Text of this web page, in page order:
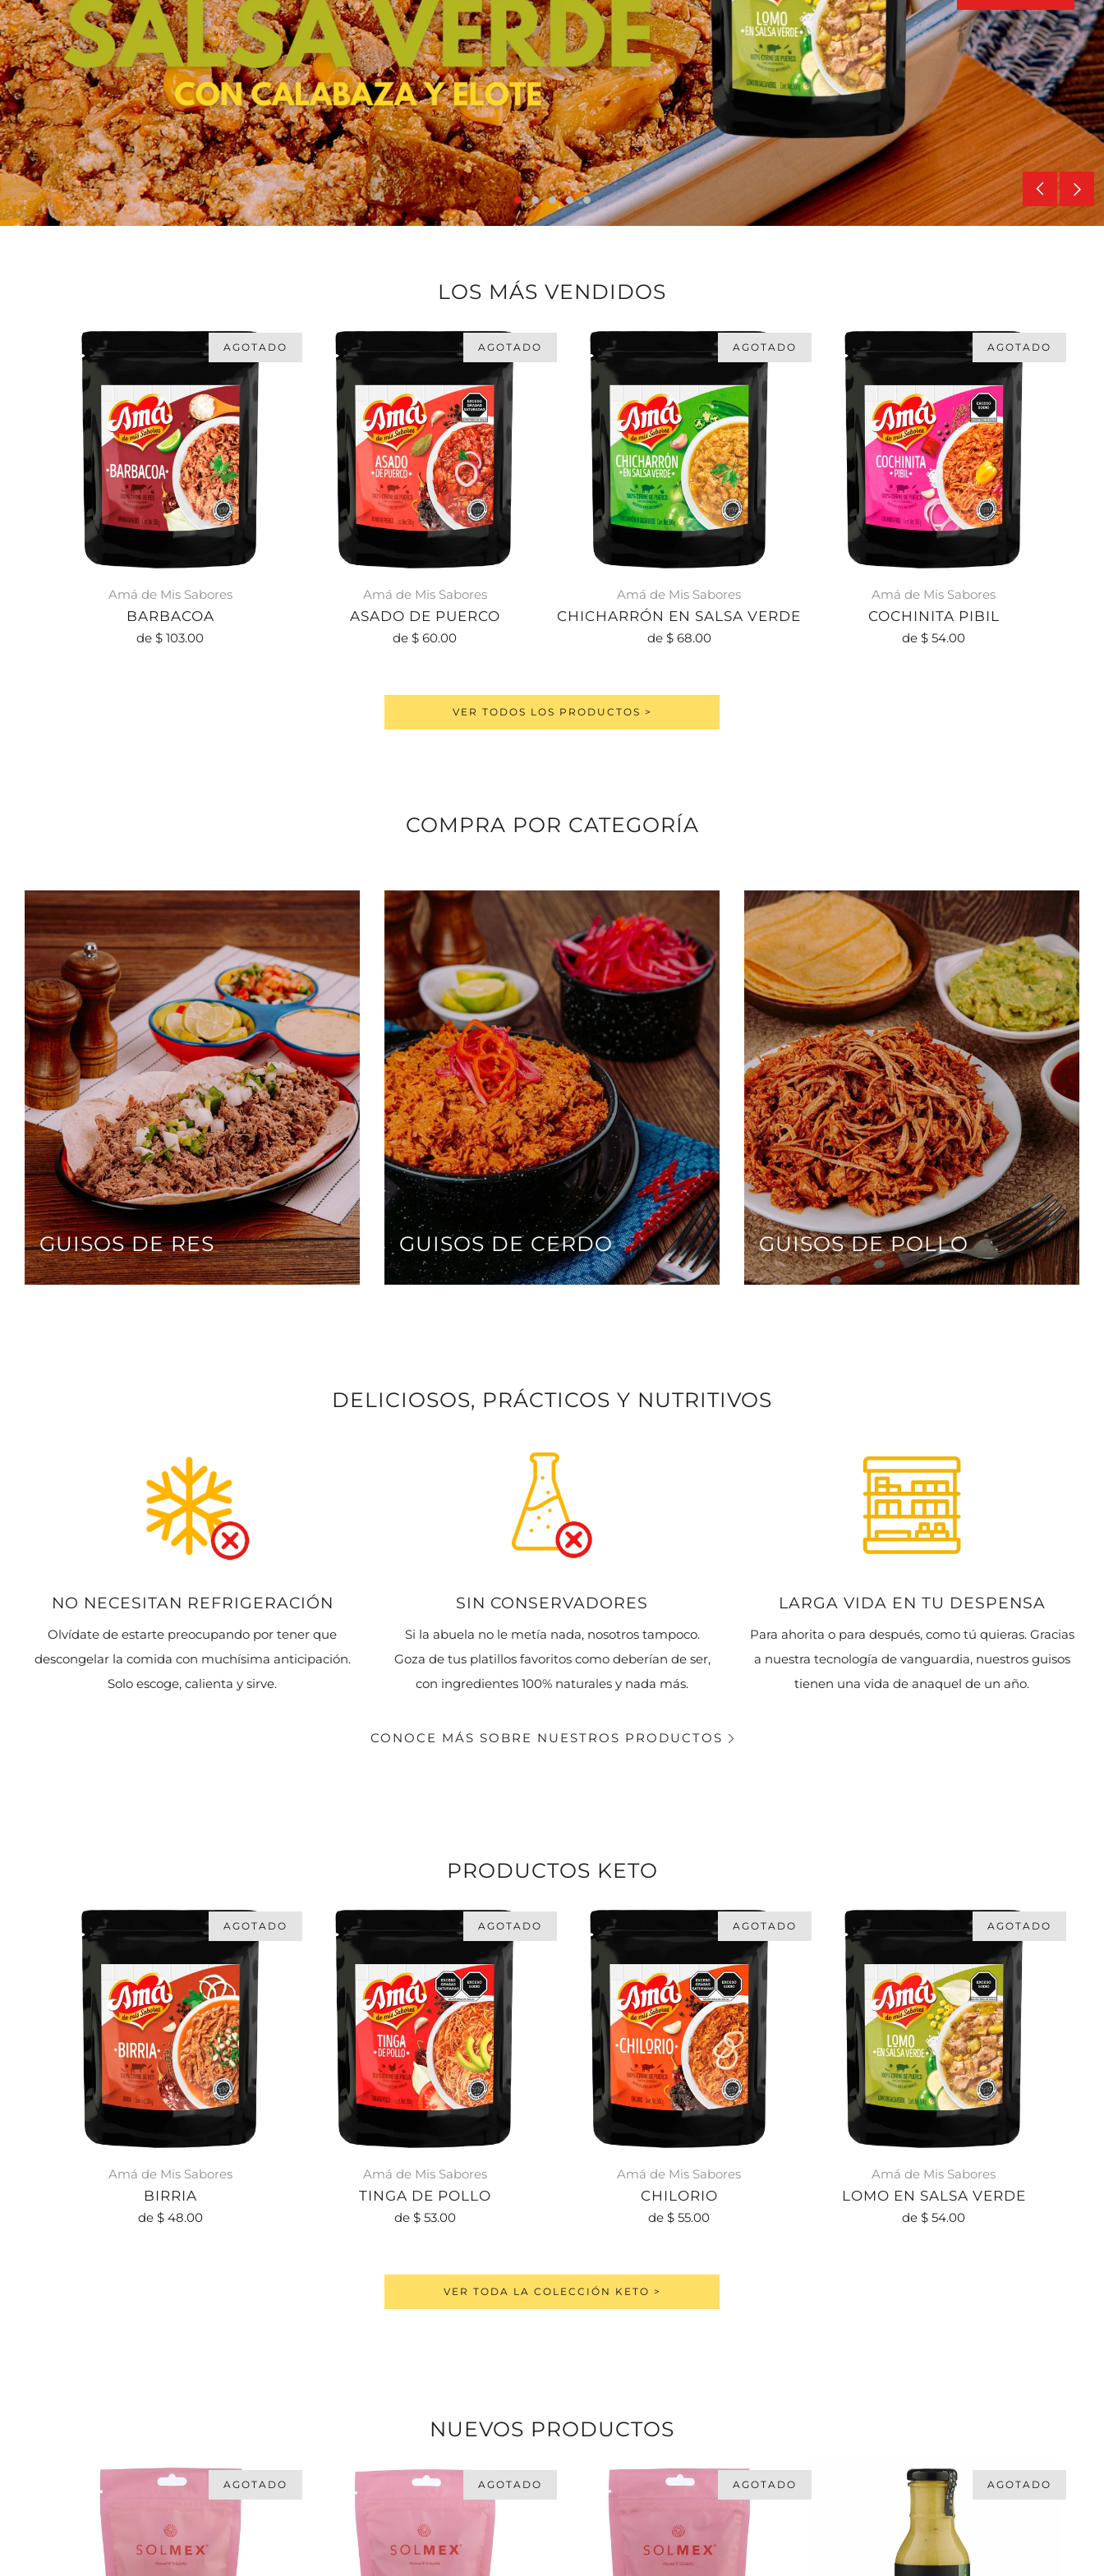
LOS MÁS VENDIDOS
AGOTADO
Amá de Mis Sabores
BARBACOA
de$ 103.00
AGOTADO
Amá de Mis Sabores
ASADO DE PUERCO
de$ 60.00
AGOTADO
Amá de Mis Sabores
CHICHARRÓN EN SALSA VERDE
de $ 68.00
AGOTADO
Amá de Mis Sabores
COCHINITA PIBIL
de$ 54.00
VER TODOS LOS PRODUCTOS >
COMPRA POR CATEGORÍA
GUISOS DE RES GUISOS DE CERDO GUISOS DE POLLO
DELICIOSOS, PRÁCTICOS Y NUTRITIVOS
NO NECESITAN REFRIGERACIÓN
Olvídate de estarte preocupando por tener que
descongelar la comida con muchísima anticipación.
Solo escoge, calienta y sirve.
SIN CONSERVADORES
Si la abuela no le metía nada, nosotros tampoco.
Goza de tus platillos favoritos como deberían de ser,
con ingredientes 100% naturales y nada más.
LARGA VIDA EN TU DESPENSA
Para ahorita o para después, como tú quieras. Gracias
a nuestra tecnología de vanguardia, nuestros guisos
tienen una vida de anaquel de un año.
CONOCE MÁS SOBRE NUESTROS PRODUCTOS
PRODUCTOS KETO
AGOTADO
Amá de Mis Sabores
BIRRIA
de $ 48.00
AGOTADO
Amá de Mis Sabores
TINGA DE POLLO
de $ 53.00
AGOTADO
Amá de Mis Sabores
CHILORIO
de$ 55.00
AGOTADO
Amá de Mis Sabores
LOMO EN SALSA VERDE
de$ 54.00
VER TODA LA COLECCIÓN KETO >
NUEVOS PRODUCTOS
AGOTADO AGOTADO AGOTADO AGOTADO